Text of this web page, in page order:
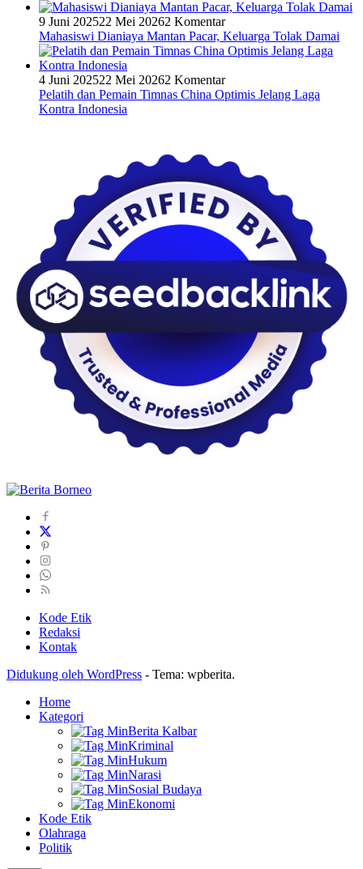
9 Juni 202522 Mei 20262 Komentar
Mahasiswi Dianiaya Mantan Pacar, Keluarga Tolak Damai
4 Juni 202522 Mei 20262 Komentar
Pelatih dan Pemain Timnas China Optimis Jelang Laga
Kontra Indonesia
Kode Etik
Redaksi
Kontak
Didukung oleh WordPress - Tema: wpberita.
Home
Kategori
Berita Kalbar
Kriminal
Hukum
Narasi
Sosial Budaya
Ekonomi
Kode Etik
Olahraga
Politik